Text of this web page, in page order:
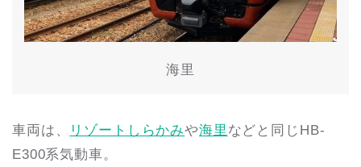
海里
車両は、 リゾートしらかみや海里 などと同じHB-
E300系気動車。